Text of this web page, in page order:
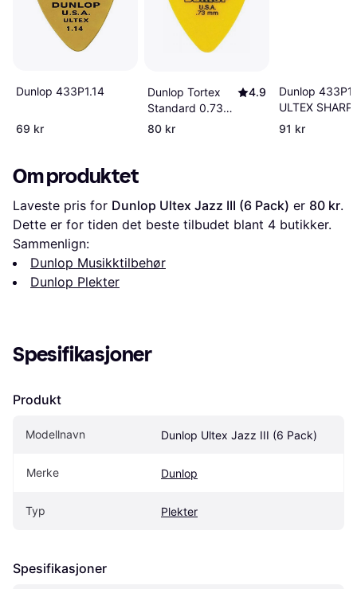
Dunlop 433P1.14
69 kr
Dunlop Tortex
Standard 0.73
mm Plektre 12
4.9
80 kr
Dunlop
ULTEX SHARP-
6/PLYPK
91 kr
Om produktet
Laveste pris for Dunlop Ultex Jazz III (6 Pack) er 80 kr.
Dette er for tiden det beste tilbudet blant 4 butikker.
Sammenlign:
Dunlop Musikktilbehør
Dunlop Plekter
Spesifikasjoner
Produkt
Modellnavn Dunlop Ultex Jazz III (6 Pack)
Merke Dunlop
Typ Plekter
Spesifikasjoner